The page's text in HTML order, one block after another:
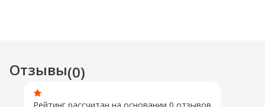
Отзывы(0)